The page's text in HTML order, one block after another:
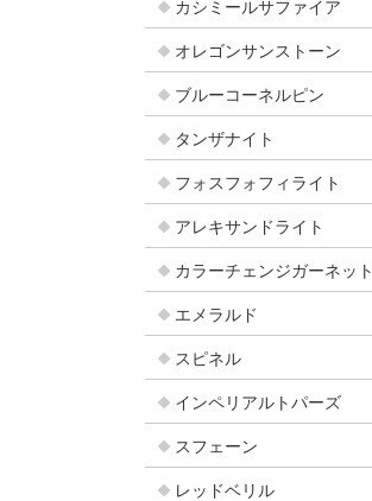
カシミールサファイア
オレゴンサンストーン
ブルーコーネルピン
タンザナイト
フォスフォフィライト
アレキサンドライト
カラーチェンジガーネット
エメラルド
スピネル
インペリアルトパーズ
スフェーン
レッドベリル